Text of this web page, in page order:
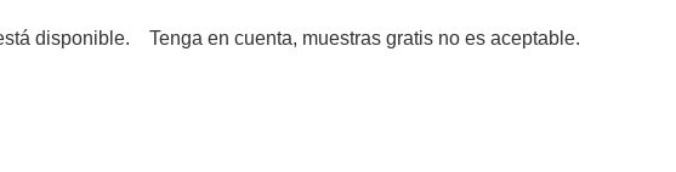
disponible. Tenga en cuenta, muestras gratis no es aceptable.